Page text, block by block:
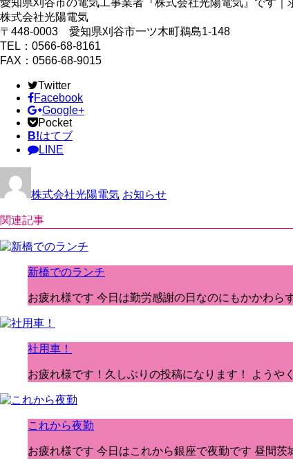
株式会社光陽電気
〒448-0003 愛知県刈谷市一ツ木町鵜島1-148
TEL：0566-68-8161
FAX：0566-68-9015
Twitter
Facebook
Google+
Pocket
B!はてブ
LINE
株式会社光陽電気 お知らせ
関連記事
新橋でのランチ
お疲れ様です 今日は勤労感謝の日なのにもかかわ
社用車！
お疲れ様です！久しぶりの投稿になります！ よう
これから夜勤
お疲れ様です 今日はこれから銀座で夜勤です 昼間